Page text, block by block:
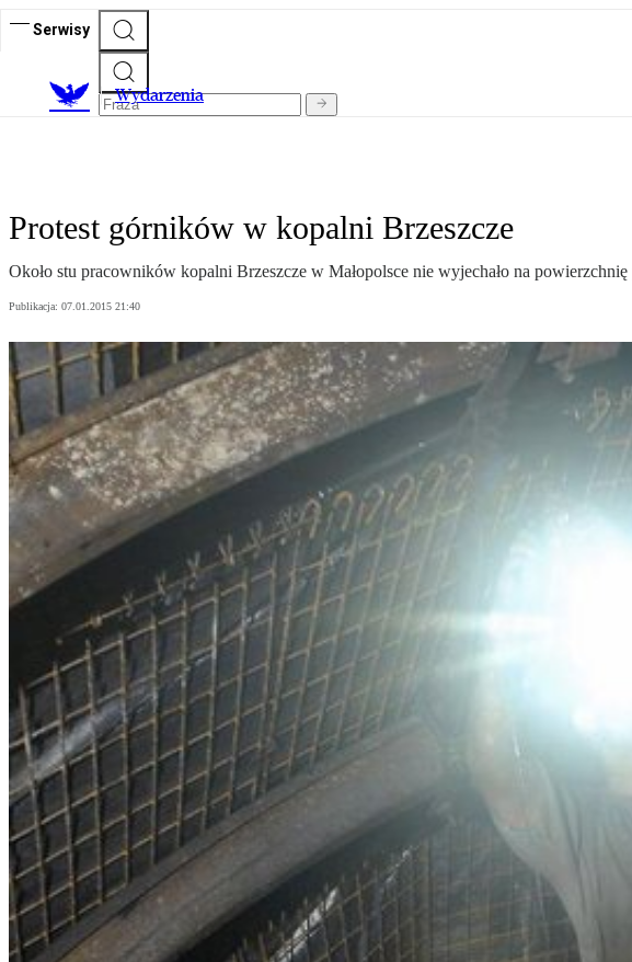
Serwisy
Wydarzenia
Protest górników w kopalni Brzeszcze
Około stu pracowników kopalni Brzeszcze w Małopolsce nie wyjechało na
Publikacja: 07.01.2015 21:40